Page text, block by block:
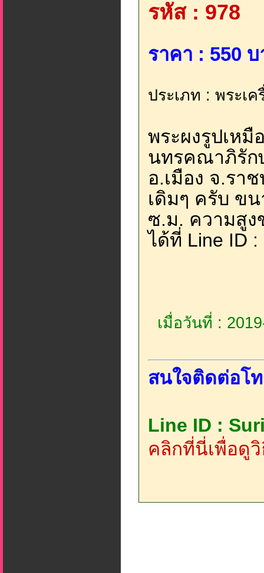
รหัส : 978
ราคา : 550
ประเภท : พระเ
พระผงรูปเห
นทรคณาภิรัก
อ.เมือง จ.รา
เดิมๆ ครับ ข
ซ.ม. ความสูง
ได้ที่ Line ID :
เมื่อวันที่ :
สนใจติดต่อโ
Line ID :
คลิกที่นี่เพื่อดูวิ